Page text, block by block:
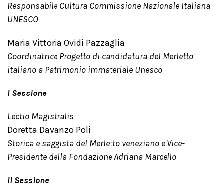
Responsabile Cultura Commissione Nazionale Italiana
UNESCO
Maria Vittoria Ovidi Pazzaglia
Coordinatrice Progetto di candidatura del Merletto
italiano a Patrimonio immateriale Unesco
I Sessione
Lectio Magistralis
Doretta Davanzo Poli
Storica e saggista del Merletto veneziano e Vice-
Presidente della Fondazione Adriana Marcello
II Sessione